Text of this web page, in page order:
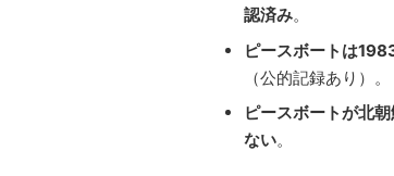
認済み。
ピースボートは
（公的記録あり）。
ピースボートが北
ない。